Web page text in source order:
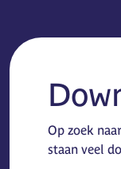
Op zoek
staan veel